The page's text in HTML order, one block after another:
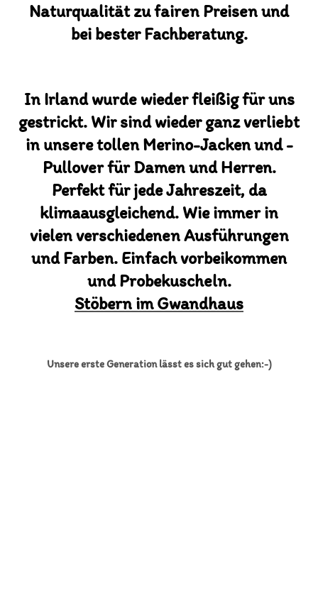
Naturqualität zu fairen Preisen und
bei bester Fachberatung.
In Irland wurde wieder fleißig für uns
gestrickt. Wir sind wieder ganz verliebt
in unsere tollen Merino-Jacken und -
Pullover für Damen und Herren.
Perfekt für jede Jahreszeit, da
klimaausgleichend. Wie immer in
vielen verschiedenen Ausführungen
und Farben. Einfach vorbeikommen
und Probekuscheln.
Stöbern im Gwandhaus
Unsere erste Generation lässt es sich gut gehen:-)